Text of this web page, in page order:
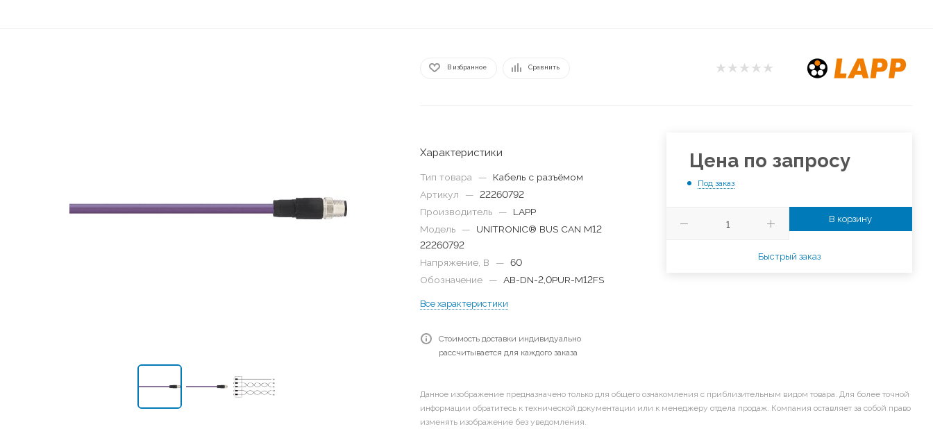
В избранное Сравнить
Характеристики
Тип товара —
Кабель с разъёмом
Артикул
— 22260792
Производитель
—
LAPP
Модель
—
UNITRONIC® BUS CAN M12
22260792
Напряжение, В
— 60
Обозначение
— AB-DN-2,0PUR-M12FS
Все характеристики
Стоимость доставки индивидуально
рассчитывается для каждого заказа
Цена по запросу
Под заказ
В корзину
Быстрый заказ
Данное изображение предназначено только для общего ознакомления с приблизительным видом товара. Для более точной
информации обратитесь к технической документации или к менеджеру отдела продаж. Компания оставляет за собой право
изменять изображение без уведомления.